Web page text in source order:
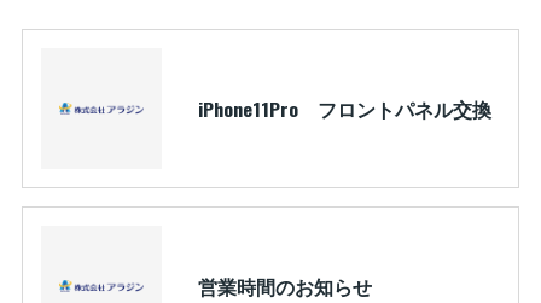
iPhone11Pro フロントパネル交換
営業時間のお知らせ